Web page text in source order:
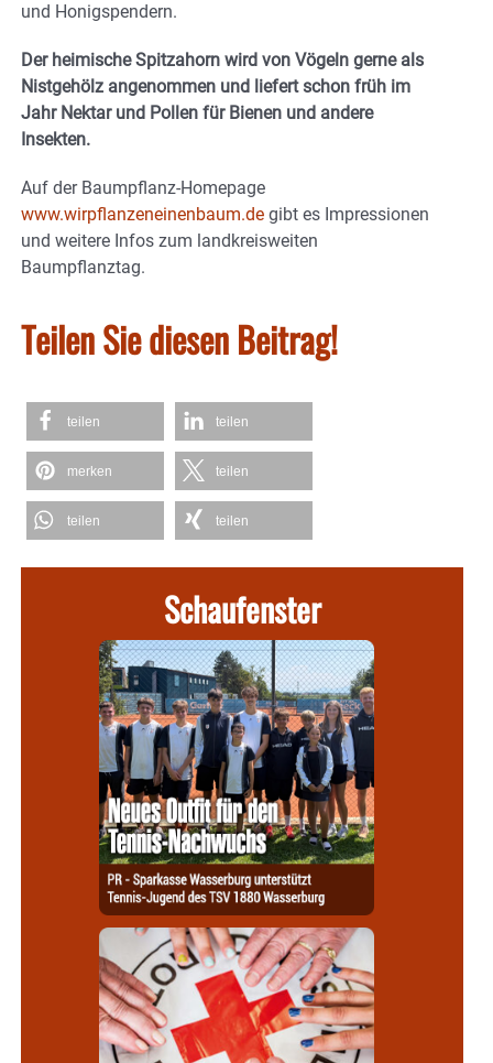
und Honigspendern.
Der heimische Spitzahorn wird von Vögeln gerne als
Nistgehölz angenommen und liefert schon früh im
Jahr Nektar und Pollen für Bienen und andere
Insekten.
Auf der Baumpflanz-Homepage
www.wirpflanzeneinenbaum.de gibt es Impressionen
und weitere Infos zum landkreisweiten
Baumpflanztag.
Teilen Sie diesen Beitrag!
teilen teilen
merken teilen
teilen teilen
Schaufenster